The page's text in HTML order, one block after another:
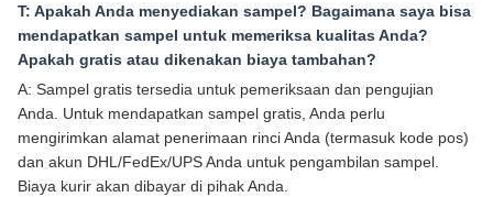
T: Apakah Anda menyediakan sampel? Bagaimana saya bisa
mendapatkan sampel untuk memeriksa kualitas Anda?
Apakah gratis atau dikenakan biaya tambahan?
A: Sampel gratis tersedia untuk pemeriksaan dan pengujian
Anda. Untuk mendapatkan sampel gratis, Anda perlu
mengirimkan alamat penerimaan rinci Anda (termasuk kode pos)
dan akun DHL/FedEx/UPS Anda untuk pengambilan sampel.
Biaya kurir akan dibayar di pihak Anda.